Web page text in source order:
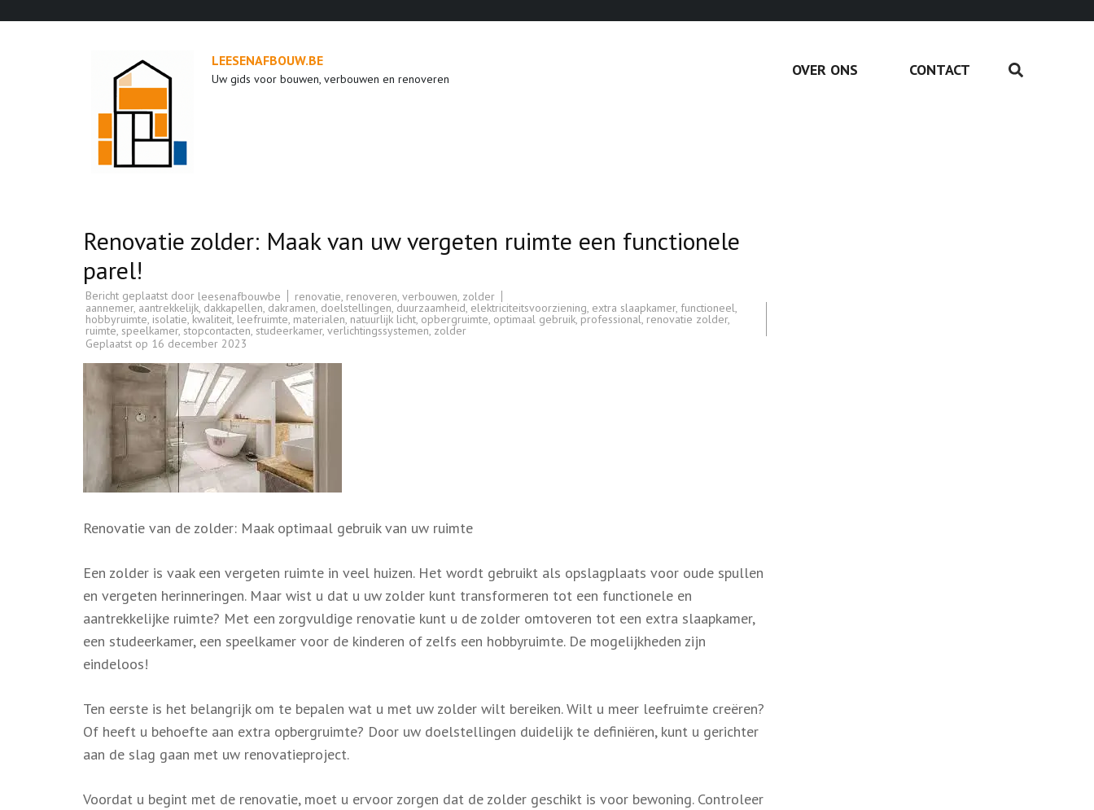
LEESENAFBOUW.BE
Uw gids voor bouwen, verbouwen en renoveren OVER ONS CONTACT
Renovatie zolder: Maak van uw vergeten ruimte een functionele
parel!
Bericht geplaatst door leesenafbouwbe renovatie renoveren verbouwen zolder
aannemer, aantrekkelijk, dakkapellen, dakramen, doelstellingen, duurzaamheid, elektriciteitsvoorziening, extra slaapkamer, functioneel,
hobbyruimte, isolatie,kwaliteit, leefruimte, materialen, natuurlijk licht, opbergruimte, optimaal gebruik, professional, renovatie zolder,
ruimte, speelkamer, stopcontacten, studeerkamer, verlichtingssystemen, zolder
Geplaatst op 16 december 2023
Renovatie van de zolder: Maak optimaal gebruik van uw ruimte
Een zolder is vaak een vergeten ruimte in veel huizen. Het wordt gebruikt als opslagplaats voor oude spullen
en vergeten herinneringen. Maar wist u dat u uw zolder kunt transformeren tot een functionele en
aantrekkelijke ruimte? Met een zorgvuldige renovatie kunt u de zolder omtoveren tot een extra slaapkamer,
een studeerkamer, een speelkamer voor de kinderen of zelfs een hobbyruimte. De mogelijkheden zijn
eindeloos!
Ten eerste is het belangrijk om te bepalen wat u met uw zolder wilt bereiken. Wilt u meer leefruimte creëren?
Of heeft u behoefte aan extra opbergruimte? Door uw doelstellingen duidelijk te definiëren, kunt u gerichter
aan de slag gaan met uw renovatieproject.
Voordat u begint met de renovatie, moet u ervoor zorgen dat de zolder geschikt is voor bewoning. Controleer